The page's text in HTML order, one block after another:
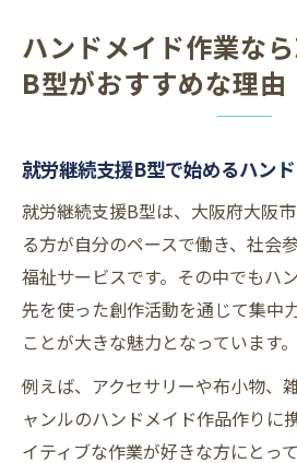
ハンドメイド作業な
B型がおすすめな理由
就労継続支援B型で始めるハン
就労継続支援B型は、大阪府大阪
る方が自分のペースで働き、社会
福祉サービスです。その中でもハ
先を使った創作活動を通じて集中
ことが大きな魅力となっています。
例えば、アクセサリーや布小物、
ャンルのハンドメイド作品作りに
イティブな作業が好きな方にとっ